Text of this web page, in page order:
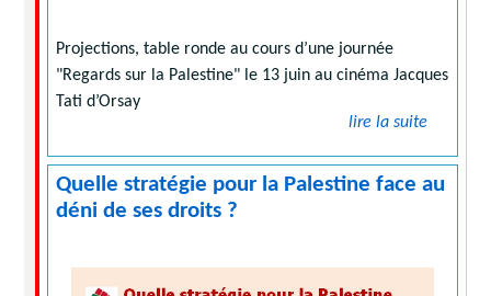
Projections, table ronde au cours d’une journée
"Regards sur la Palestine" le 13 juin au cinéma Jacques
Tati d’Orsay
lire la suite
Quelle stratégie pour la Palestine face au
déni de ses droits ?